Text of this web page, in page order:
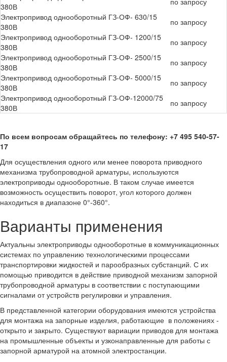
380В
Электропривод однооборотный ГЗ-ОФ- 630/15
380В
по запросу
Электропривод однооборотный ГЗ-ОФ- 1200/15
380В
по запросу
Электропривод однооборотный ГЗ-ОФ- 2500/15
380В
по запросу
Электропривод однооборотный ГЗ-ОФ- 5000/15
380В
по запросу
Электропривод однооборотный ГЗ-ОФ-12000/75
380В
по запросу
По всем вопросам обращайтесь по телефону: +7 495 540-57-
17
Для осуществления одного или менее поворота приводного
механизма трубопроводной арматуры, используются
электроприводы однооборотные. В таком случае имеется
возможность осуществить поворот, угол которого должен
находиться в диапазоне 0°-360°.
Варианты применения
Актуальны электроприводы однооборотные в коммуникационных
системах по управлению технологическими процессами
транспортировки жидкостей и парообразных субстанций. С их
помощью приводится в действие приводной механизм запорной
трубопроводной арматуры в соответствии с поступающими
сигналами от устройств регулировки и управления.
В представленной категории оборудования имеются устройства
для монтажа на запорные изделия, работающие в положениях -
открыто и закрыто. Существуют вариации приводов для монтажа
на промышленные объекты и узконаправленные для работы с
запорной арматурой на атомной электростанции.